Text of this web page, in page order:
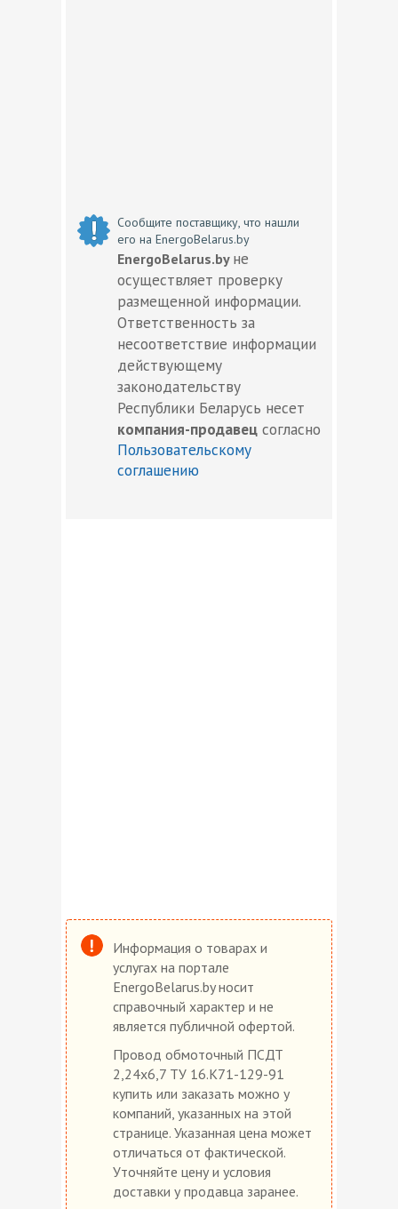
Сообщите поставщику, что нашли
его на EnergoBelarus.by
EnergoBelarus.by не
осуществляет проверку
размещенной информации.
Ответственность за
несоответствие информации
действующему
законодательству
Республики Беларусь несет
компания-продавец согласно
Пользовательскому
соглашению
Информация о товарах и
услугах на портале
EnergoBelarus.by носит
справочный характер и не
является публичной офертой.
Провод обмоточный ПСДТ
2,24х6,7 ТУ 16.К71-129-91
купить или заказать можно у
компаний, указанных на этой
странице. Указанная цена может
отличаться от фактической.
Уточняйте цену и условия
доставки у продавца заранее.